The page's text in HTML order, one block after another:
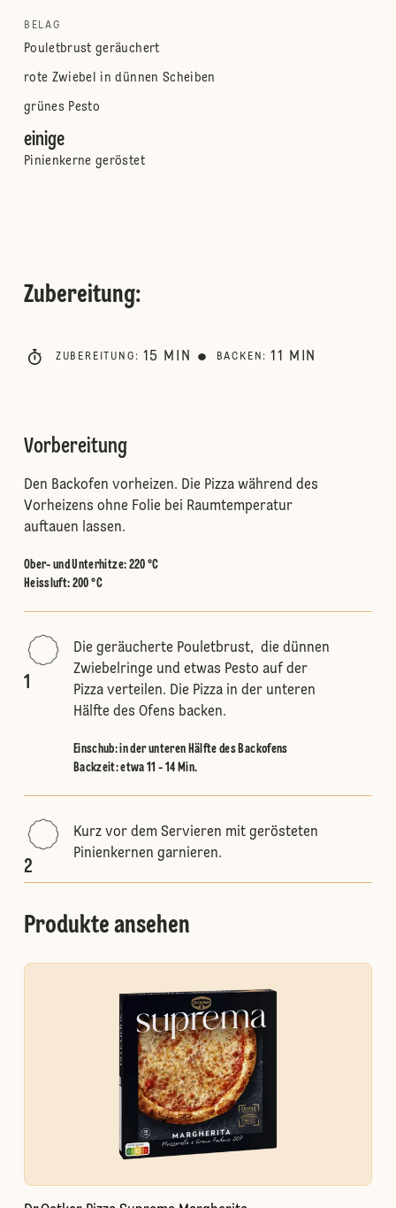
BELAG
Pouletbrust geräuchert
rote Zwiebel in dünnen Scheiben
grünes Pesto
einige
Pinienkerne geröstet
Zubereitung:
ZUBEREITUNG : 15 MIN BACKEN : 11 MIN
Vorbereitung
Den Backofen vorheizen. Die Pizza während des
Vorheizens ohne Folie bei Raumtemperatur
auftauen lassen.
Ober- und Unterhitze: 220 °C
Heissluft: 200 °C
1
Die geräucherte Pouletbrust, die dünnen
Zwiebelringe und etwas Pesto auf der
Pizza verteilen. Die Pizza in der unteren
Hälfte des Ofens backen.
Einschub:in der unteren Hälfte des Backofens
Backzeit: etwa 11 - 14 Min.
2
Kurz vor dem Servieren mit gerösteten
Pinienkernen garnieren.
Produkte ansehen